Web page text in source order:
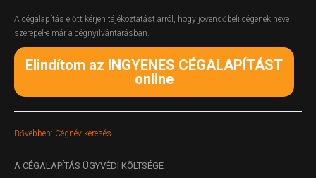
A cégalapítás előtt kérjen tájékoztatást arról, hogy jövendőbeli cégének neve
szerepel-e már a cégnyilvántarásban.
Elindítom az INGYENES CÉGALAPÍTÁST
online
Bővebben: Cégnév keresés
A CÉGALAPÍTÁS ÜGYVÉDI KÖLTSÉGE